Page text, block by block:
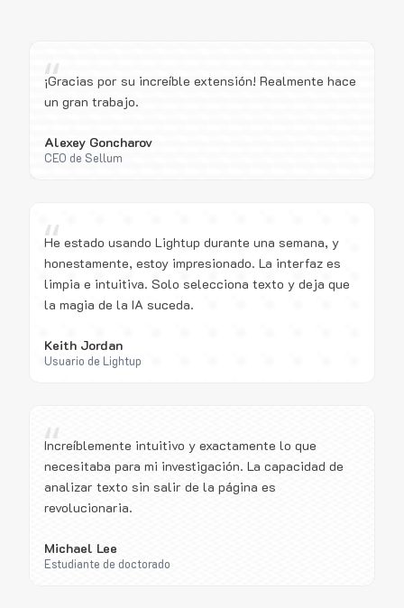
“
¡Gracias por su increíble extensión! Realmente hace
un gran trabajo.
Alexey Goncharov
CEO de Sellum
“
He estado usando Lightup durante una semana, y
honestamente, estoy impresionado. La interfaz es
limpia e intuitiva. Solo selecciona texto y deja que
la magia de la IA suceda.
Keith Jordan
Usuario de Lightup
“
Increíblemente intuitivo y exactamente lo que
necesitaba para mi investigación. La capacidad de
analizar texto sin salir de la página es
revolucionaria.
Michael Lee
Estudiante de doctorado